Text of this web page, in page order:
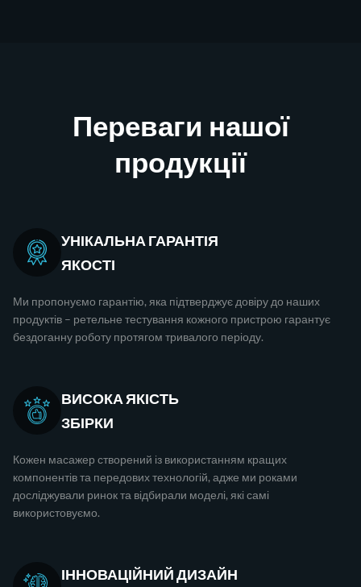
Переваги нашої
продукції
УНІКАЛЬНА ГАРАНТІЯ
ЯКОСТІ
Ми пропонуємо гарантію, яка підтверджує довіру до наших
продуктів – ретельне тестування кожного пристрою гарантує
бездоганну роботу протягом тривалого періоду.
ВИСОКА ЯКІСТЬ
ЗБІРКИ
Кожен масажер створений із використанням кращих
компонентів та передових технологій, адже ми роками
досліджували ринок та відбирали моделі, які самі
використовуємо.
ІННОВАЦІЙНИЙ ДИЗАЙН